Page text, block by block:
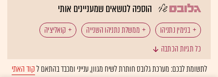
הוספה לנושאים שמעניינים אותי
בנימין נתניהו ממשלת נתניהו השנייה קואליציה
כל תגיות הכתבה
לתשומת לבכם: מערכת גלובס חותרת לשיח מגוון, ענייני ומכבד בהתאם לקוד האתי